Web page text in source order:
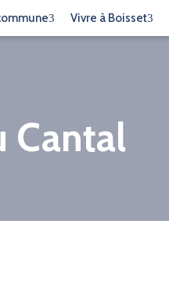
Vivre à Boisset
Cantal